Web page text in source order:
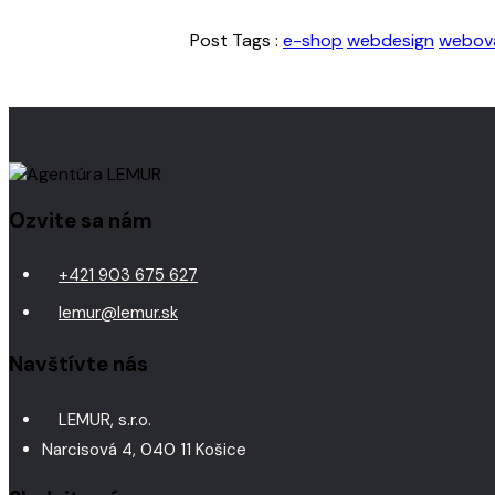
Post Tags : e-shop webdesign
Ozvite sa nám
+421 903 675 627
lemur@lemur.sk
Navštívte nás
LEMUR, s.r.o.
Narcisová 4, 040 11 Košice